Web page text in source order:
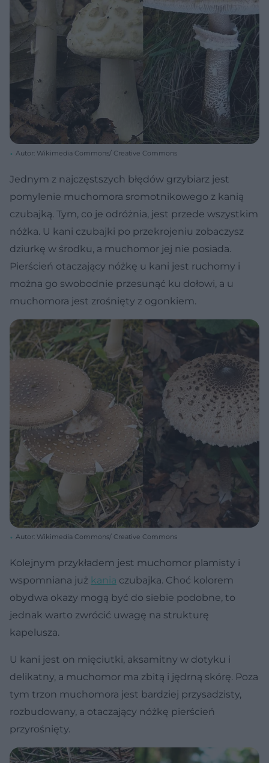
Autor: Wikimedia Commons/ Creative Commons
Jednym z najczęstszych błędów grzybiarz jest
pomylenie muchomora sromotnikowego z kanią
czubajką. Tym, co je odróżnia, jest przede wszystkim
nóżka. U kani czubajki po przekrojeniu zobaczysz
dziurkę w środku, a muchomor jej nie posiada.
Pierścień otaczający nóżkę u kani jest ruchomy i
można go swobodnie przesunąć ku dołowi, a u
muchomora jest zrośnięty z ogonkiem.
Autor: Wikimedia Commons/ Creative Commons
Kolejnym przykładem jest muchomor plamisty i
wspomniana już kania czubajka. Choć kolorem
obydwa okazy mogą być do siebie podobne, to
jednak warto zwrócić uwagę na strukturę
kapelusza.
U kani jest on mięciutki, aksamitny w dotyku i
delikatny, a muchomor ma zbitą i jędrną skórę. Poza
tym trzon muchomora jest bardziej przysadzisty,
rozbudowany, a otaczający nóżkę pierścień
przyrośnięty.